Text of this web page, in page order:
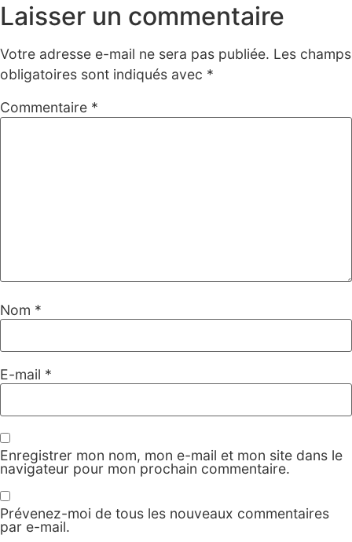
Laisser un commentaire
Votre adresse e-mail ne sera pas publiée. Les champs
obligatoires sont indiqués avec *
Commentaire *
Nom *
E-mail *
Enregistrer mon nom, mon e-mail et mon site dans le
navigateur pour mon prochain commentaire.
Prévenez-moi de tous les nouveaux commentaires
par e-mail.